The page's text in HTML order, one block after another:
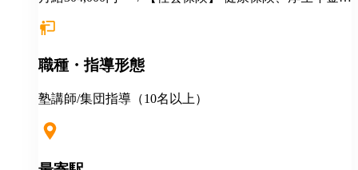
■季節講習報奨金 ■各種優待、割引 ■健康診断 ■長短貸
用制度 ＜＜地方からの応募も大歓迎！＞＞ ◎説明会・
・住居の斡旋 ・引越し費用一部補助（25～35万円迄）
職種・指導形態
塾講師/集団指導（10名以上）